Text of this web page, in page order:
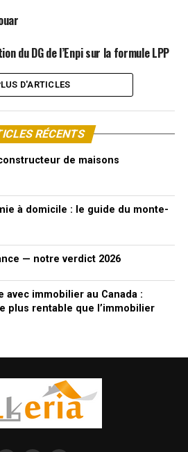
du DG de l’Enpi sur la formule LPP
D'ARTICLES
RÉCENTS
de maisons
à domicile : le guide du monte-
— notre verdict 2026
immobilier au Canada :
plus rentable que l’immobilier